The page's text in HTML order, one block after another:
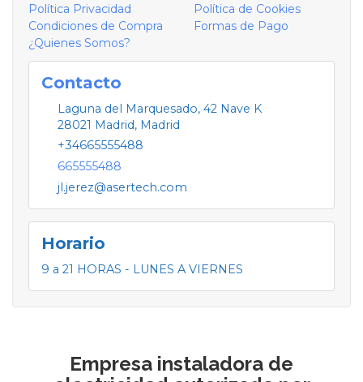
Política Privacidad
Política de Cookies
Condiciones de Compra
Formas de Pago
¿Quienes Somos?
Contacto
Laguna del Marquesado, 42 Nave K
28021 Madrid, Madrid
+34665555488
665555488
jl.jerez@asertech.com
Horario
9 a 21 HORAS - LUNES A VIERNES
Empresa instaladora de